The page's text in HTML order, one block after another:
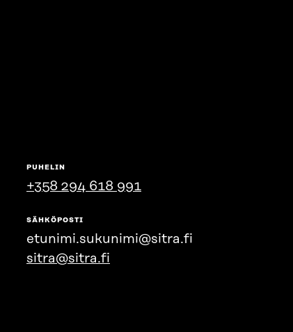
PUHELIN
+358 294 618 991
SÄHKÖPOSTI
etunimi.sukunimi@sitra.fi
sitra@sitra.fi